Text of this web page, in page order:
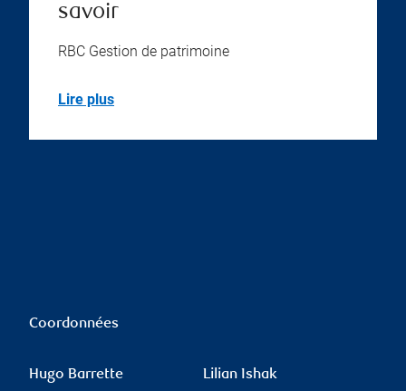
savoir
RBC Gestion de patrimoine
Lire plus
Coordonnées
Hugo Barrette Lilian Ishak